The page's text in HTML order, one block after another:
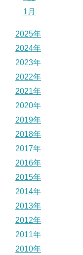
1月
2025年
2024年
2023年
2022年
2021年
2020年
2019年
2018年
2017年
2016年
2015年
2014年
2013年
2012年
2011年
2010年